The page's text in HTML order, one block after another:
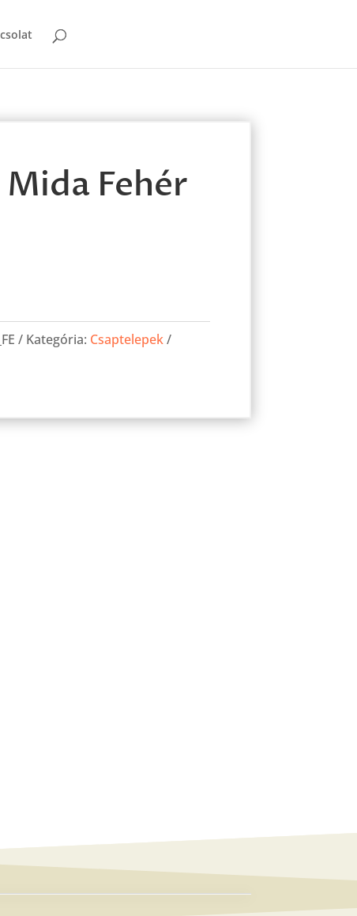
Fehér
Kategória: Csaptelepek